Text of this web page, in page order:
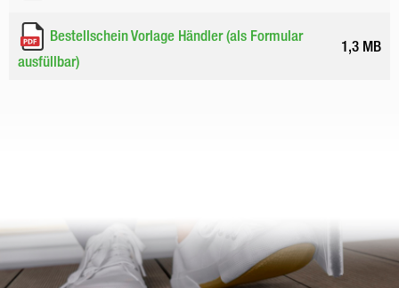
Bestellschein Vorlage Händler (als Formular
ausfüllbar)
1,3 MB